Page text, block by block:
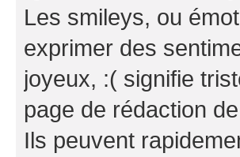
Les smileys, ou
exprimer des
joyeux, :( signifie
page de rédaction
Ils peuvent